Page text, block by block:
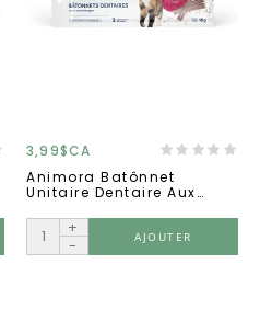
3,99$CA
Animora Batônnet
Unitaire Dentaire Aux
+
-
AJOUTER